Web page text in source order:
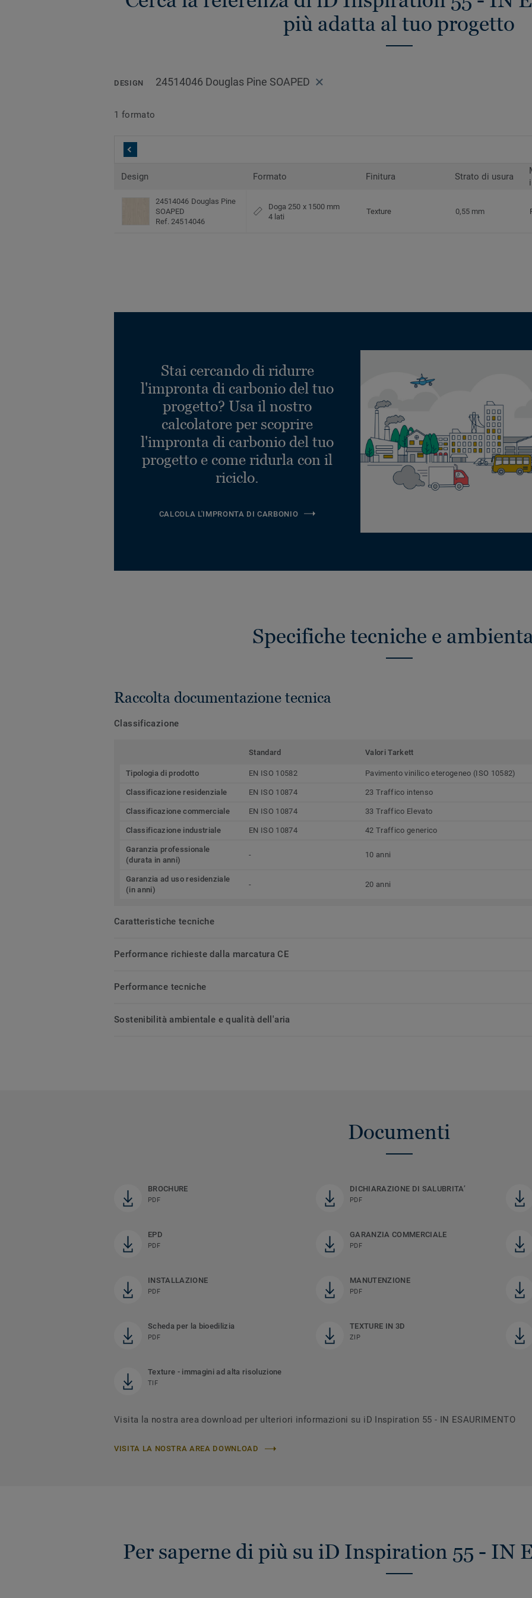
più adatta al tuo progetto
DESIGN 24514046 Douglas Pine SOAPED
1 formato
Design Formato Finitura Strato di usura
24514046 Douglas Pine
SOAPED
Ref. 24514046
Doga 250 x 1500 mm
4 lati
Texture 0,55 mm
Stai cercando di ridurre
l'impronta di carbonio del tuo
progetto? Usa il nostro
calcolatore per scoprire
l'impronta di carbonio del tuo
progetto e come ridurla con il
riciclo.
CALCOLA L'IMPRONTA DI CARBONIO
Specifiche tecniche e
Raccolta documentazione tecnica
Classificazione
Standard Valori Tarkett
Tipologia di prodotto EN ISO 10582 Pavimento vinilico eterogeneo (ISO 10582)
Classificazione residenziale EN ISO 10874 23 Traffico intenso
Classificazione commerciale EN ISO 10874 33 Traffico Elevato
Classificazione industriale EN ISO 10874 42 Traffico generico
Garanzia professionale
(durata in anni)
- 10 anni
Garanzia ad uso residenziale
(in anni)
- 20 anni
Caratteristiche tecniche
Performance richieste dalla marcatura CE
Performance tecniche
Sostenibilità ambientale e qualità dell'aria
Documenti
BROCHURE
PDF
DICHIARAZIONE DI SALUBRITA’
PDF
EPD
PDF
GARANZIA COMMERCIALE
PDF
INSTALLAZIONE
PDF
MANUTENZIONE
PDF
Scheda per la bioedilizia
PDF
TEXTURE IN 3D
ZIP
Texture - immagini ad alta risoluzione
TIF
Visita la nostra area download per ulteriori informazioni su iD Inspiration 55 - IN ESAURIMENTO
VISITA LA NOSTRA AREA DOWNLOAD
Per saperne di più su iD Inspiration 55 - IN